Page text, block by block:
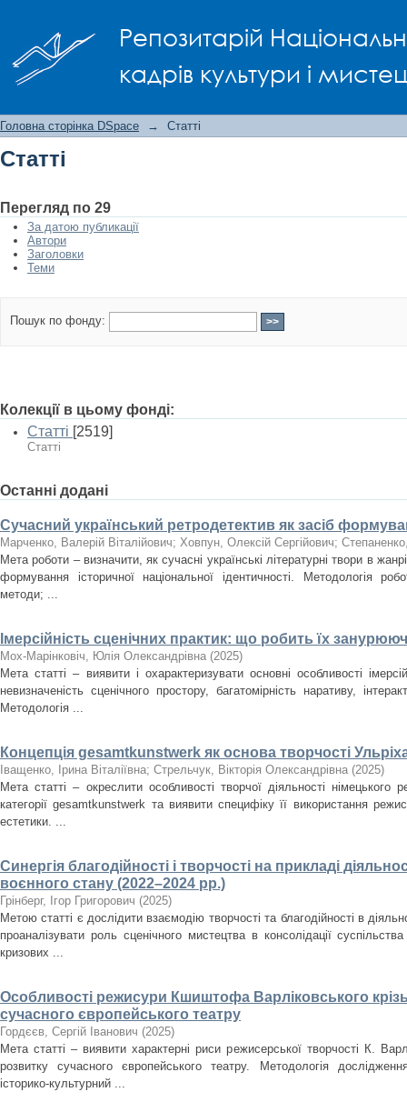
Репозитарій
кадрів культури і
Головна сторінка DSpace → Статті
Статті
Перегляд по 29
За датою публикації
Автори
Заголовки
Теми
Пошук по фонду:
Колекції в цьому фонді:
Статті [2519]
Статті
Останні додані
Сучасний український ретродетектив як засіб
Марченко, Валерій Віталійович; Ховпун, Олексій Сергійович;
Мета роботи – визначити, як сучасні українські літературні твори в
формування історичної національної ідентичності. Методологія
методи; ...
Імерсійність сценічних практик: що робить їх
Мох-Марінковіч, Юлія Олександрівна (2025)
Мета статті – виявити і охарактеризувати основні особливості
невизначеність сценічного простору, багатомірність наративу,
Методологія ...
Концепція gesamtkunstwerk як основа творчості
Іващенко, Ірина Віталіївна; Стрельчук, Вікторія Олександрівна (2025)
Мета статті – окреслити особливості творчої діяльності
категорії gesamtkunstwerk та виявити специфіку її використання
естетики. ...
Синергія благодійності і творчості на прикладі
воєнного стану (2022–2024 рр.)
Грінберг, Ігор Григорович (2025)
Метою статті є дослідити взаємодію творчості та благодійності в
проаналізувати роль сценічного мистецтва в консолідації
кризових ...
Особливості режисури Кшиштофа Варліковського
сучасного європейського театру
Гордєєв, Сергій Іванович (2025)
Мета статті – виявити характерні риси режисерської творчості К.
розвитку сучасного європейського театру. Методологія
історико-культурний ...